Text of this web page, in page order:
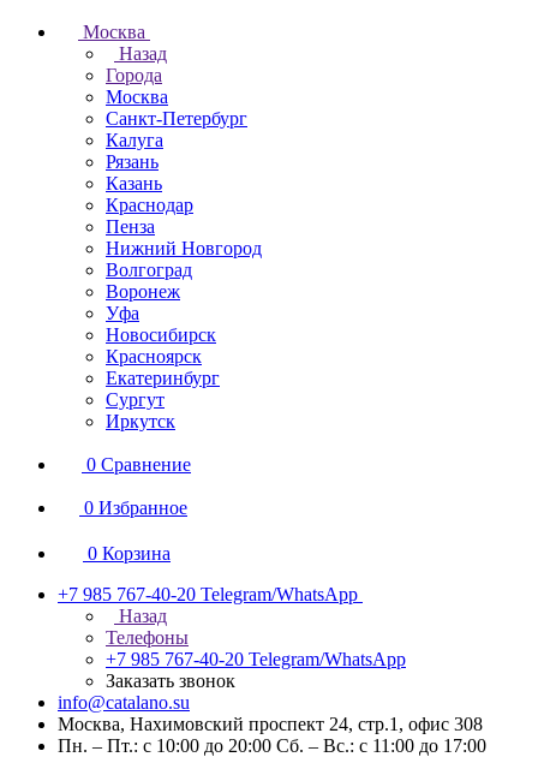
Москва
Назад
Города
Москва
Санкт-Петербург
Калуга
Рязань
Казань
Краснодар
Пенза
Нижний Новгород
Волгоград
Воронеж
Уфа
Новосибирск
Красноярск
Екатеринбург
Сургут
Иркутск
0 Сравнение
0 Избранное
0 Корзина
+7 985 767-40-20 Telegram/WhatsApp
Назад
Телефоны
+7 985 767-40-20 Telegram/WhatsApp
Заказать звонок
info@catalano.su
Москва, Нахимовский проспект 24, стр.1, офис 308
Пн. – Пт.: с 10:00 до 20:00 Сб. – Вс.: с 11:00 до 17:00